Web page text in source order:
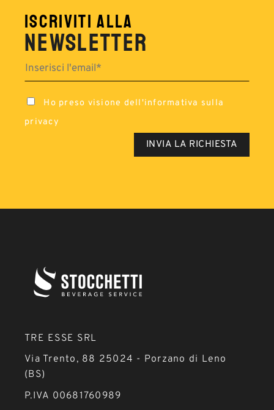
TRE ESSE SRL
Via Trento, 88 25024 - Porzano di Leno
(BS)
P.IVA 00681760989
ISCRIVITI ALLA
NEWSLETTER
Ho preso visione dell'informativa sulla
privacy